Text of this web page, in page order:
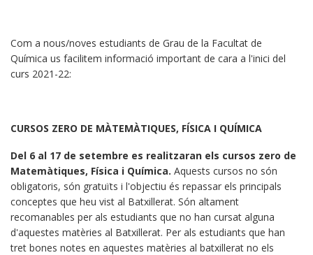
Com a nous/noves estudiants de Grau de la Facultat de
Química us facilitem informació important de cara a l'inici del
curs 2021-22:
CURSOS ZERO DE MÀTEMÀTIQUES, FÍSICA I QUÍMICA
Del 6 al 17 de setembre es realitzaran els cursos zero de
Matemàtiques, Física i Química. Aquests cursos no són
obligatoris, són gratuïts i l'objectiu és repassar els principals
conceptes que heu vist al Batxillerat. Són altament
recomanables per als estudiants que no han cursat alguna
d'aquestes matèries al Batxillerat. Per als estudiants que han
tret bones notes en aquestes matèries al batxillerat no els